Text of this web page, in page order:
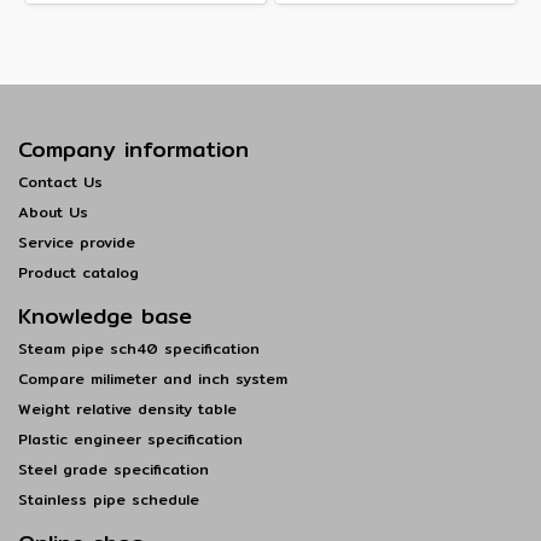
Company information
Contact Us
About Us
Service provide
Product catalog
Knowledge base
Steam pipe sch40 specification
Compare milimeter and inch system
Weight relative density table
Plastic engineer specification
Steel grade specification
Stainless pipe schedule